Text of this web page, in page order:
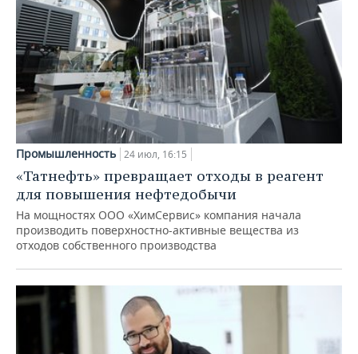
Промышленность 24 июл, 16:15
«Татнефть» превращает отходы в реагент
для повышения нефтедобычи
На мощностях ООО «ХимСервис» компания начала
производить поверхностно-активные вещества из
отходов собственного производства